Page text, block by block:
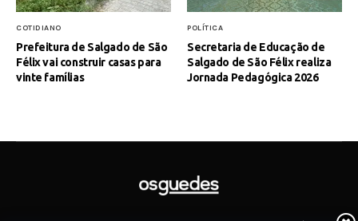
COTIDIANO
Prefeitura de Salgado de São
Félix vai construir casas para
vinte famílias
POLÍTICA
Secretaria de Educação de
Salgado de São Félix realiza
Jornada Pedagógica 2026